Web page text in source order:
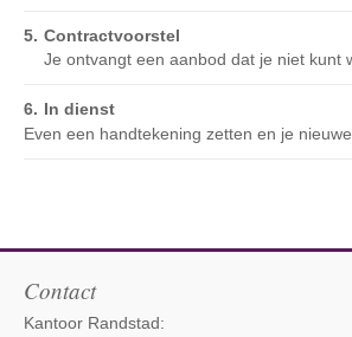
Contractvoorstel
Je ontvangt een aanbod dat je niet kunt
In dienst
Even een handtekening zetten en je
Contact
Kantoor Randstad: